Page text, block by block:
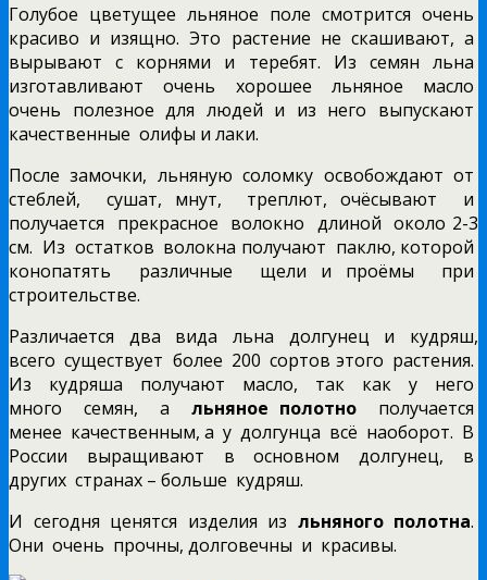
Голубое цветущее льняное поле смотрится очень
красиво и изящно. Это растение не скашивают, а
вырывают с корнями и теребят. Из семян льна
изготавливают очень хорошее льняное масло
очень полезное для людей и из него выпускают
качественные олифы и лаки.
После замочки, льняную соломку освобождают от
стеблей, сушат, мнут, треплют, очёсывают и
получается прекрасное волокно длиной около 2-3
см. Из остатков волокна получают паклю, которой
конопатять различные щели и проёмы при
строительстве.
Различается два вида льна долгунец и кудряш,
всего существует более 200 сортов этого растения.
Из кудряша получают масло, так как у него
много семян, а льняное полотно получается
менее качественным, а у долгунца всё наоборот. В
России выращивают в основном долгунец, в
других странах – больше кудряш.
И сегодня ценятся изделия из льняного полотна.
Они очень прочны, долговечны и красивы.